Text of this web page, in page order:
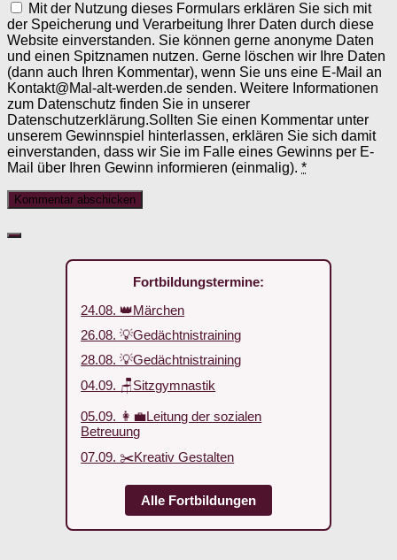
Mit der Nutzung dieses Formulars erklären Sie sich mit
der Speicherung und Verarbeitung Ihrer Daten durch diese
Website einverstanden. Sie können gerne anonyme Daten
und einen Spitznamen nutzen. Gerne löschen wir Ihre Daten
(dann auch Ihren Kommentar), wenn Sie uns eine E-Mail an
Kontakt@Mal-alt-werden.de senden. Weitere Informationen
zum Datenschutz finden Sie in unserer
Datenschutzerklärung.Sollten Sie einen Kommentar unter
unserem Gewinnspiel hinterlassen, erklären Sie sich damit
einverstanden, dass wir Sie im Falle eines Gewinns per E-
Mail über Ihren Gewinn informieren (einmalig). *
Fortbildungstermine:
24.08. 👑Märchen
26.08. 💡Gedächtnistraining
28.08. 💡Gedächtnistraining
04.09. 🪑Sitzgymnastik
05.09. 👩‍💼Leitung der sozialen
Betreuung
07.09. ✂️Kreativ Gestalten
Alle Fortbildungen